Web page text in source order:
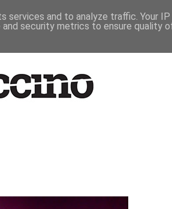
and to analyze traffic. Your
security metrics to ensure quality